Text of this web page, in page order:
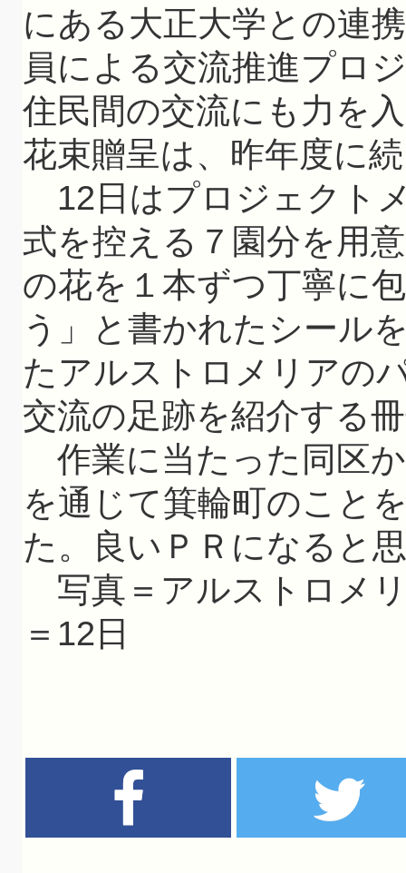
にある大正大学との連
員による交流推進プロ
住民間の交流にも力を
花束贈呈は、昨年度に
12日はプロジェクト
式を控える７園分を用
の花を１本ずつ丁寧に
う」と書かれたシール
たアルストロメリアの
交流の足跡を紹介する
作業に当たった同区
を通じて箕輪町のこと
た。良いＰＲになると
写真＝アルストロメ
＝12日